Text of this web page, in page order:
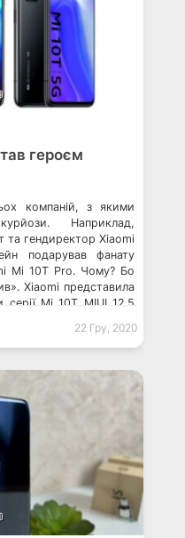
героєм
компаній, з якими
Наприклад,
та гендиректор Xiaomi
подарував фанату
Mi 10T Pro. Чому? Бо
Xiaomi представила
серії Mi 10T MIUI 12.5
затримається до
найпотужніші Android-
22 Гру, 2020